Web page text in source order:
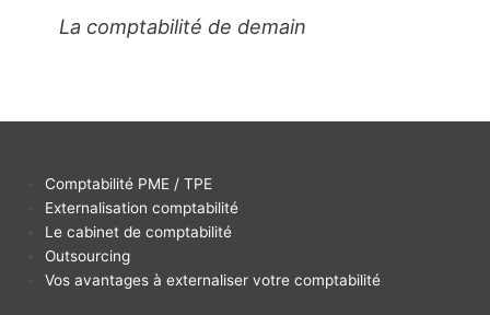
La comptabilité de demain
Comptabilité PME / TPE
Externalisation comptabilité
Le cabinet de comptabilité
Outsourcing
Vos avantages à externaliser votre comptabilité